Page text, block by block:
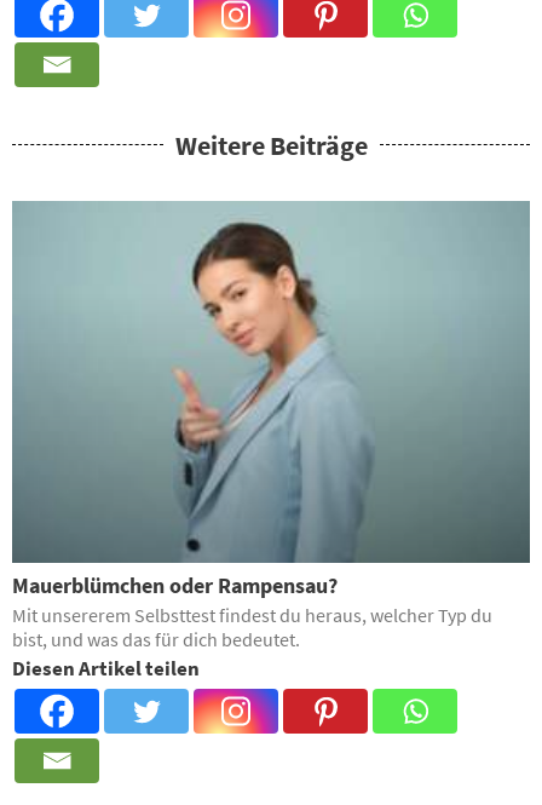
Weitere Beiträge
Mauerblümchen oder Rampensau?
Mit unsererem Selbsttest findest du heraus, welcher Typ du
bist, und was das für dich bedeutet.
Diesen Artikel teilen